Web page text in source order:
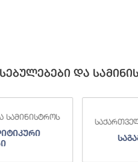
და
სამინისტროს